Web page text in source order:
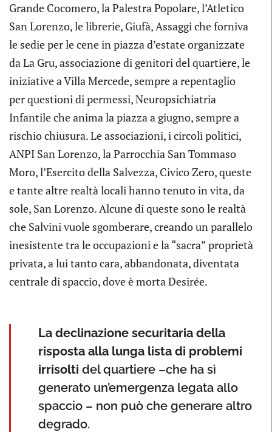
Grande Cocomero, la Palestra Popolare, l’Atletico
San Lorenzo, le librerie, Giufà, Assaggi che forniva
le sedie per le cene in piazza d’estate organizzate
da La Gru, associazione di genitori del quartiere, le
iniziative a Villa Mercede, sempre a repentaglio
per questioni di permessi, Neuropsichiatria
Infantile che anima la piazza a giugno, sempre a
rischio chiusura. Le associazioni, i circoli politici,
ANPI San Lorenzo, la Parrocchia San Tommaso
Moro, l’Esercito della Salvezza, Civico Zero, queste
e tante altre realtà locali hanno tenuto in vita, da
sole, San Lorenzo. Alcune di queste sono le realtà
che Salvini vuole sgomberare, creando un parallelo
inesistente tra le occupazioni e la “sacra” proprietà
privata, a lui tanto cara, abbandonata, diventata
centrale di spaccio, dove è morta Desirée.
La declinazione securitaria della
risposta alla lunga lista di problemi
irrisolti del quartiere –che ha sì
generato un’emergenza legata allo
spaccio – non può che generare altro
degrado.